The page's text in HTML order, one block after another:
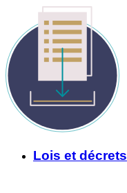
Lois et décrets